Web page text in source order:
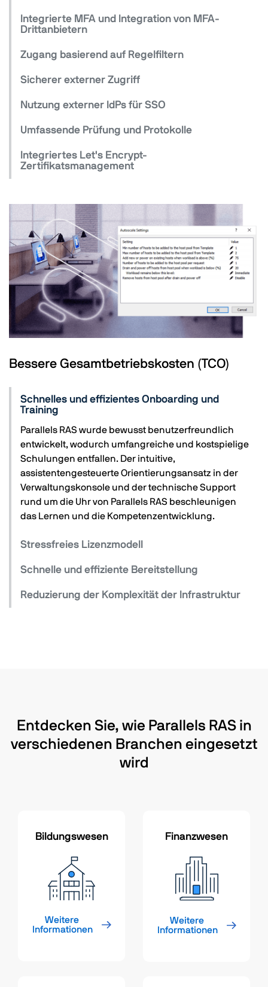
Integrierte MFA und Integration von MFA-
Drittanbietern
Zugang basierend auf Regelfiltern
Sicherer externer Zugriff
Nutzung externer IdPs für SSO
Umfassende Prüfung und Protokolle
Integriertes Let's Encrypt-
Zertifikatsmanagement
Bessere Gesamtbetriebskosten (TCO)
Schnelles und effizientes Onboarding und
Training
Parallels RAS wurde bewusst benutzerfreundlich
entwickelt, wodurch umfangreiche und kostspielige
Schulungen entfallen. Der intuitive,
assistentengesteuerte Orientierungsansatz in der
Verwaltungskonsole und der technische Support
rund um die Uhr von Parallels RAS beschleunigen
das Lernen und die Kompetenzentwicklung.
Stressfreies Lizenzmodell
Schnelle und effiziente Bereitstellung
Reduzierung der Komplexität der Infrastruktur
Entdecken Sie, wie Parallels RAS in
verschiedenen Branchen eingesetzt
wird
Bildungswesen
Weitere
Informationen
Finanzwesen
Weitere
Informationen